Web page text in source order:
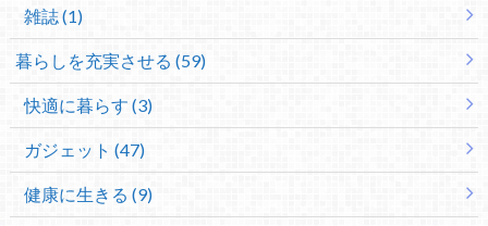
雑誌 (1)
暮らしを充実させる (59)
快適に暮らす (3)
ガジェット (47)
健康に生きる (9)